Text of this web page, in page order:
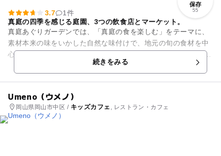
保存
55
3.7
1件
真庭の四季を感じる庭園、3つの飲食店とマーケット。
真庭あぐりガーデンでは、「真庭の食を楽しむ」をテーマに、
素材本来の味をいかした自然な味付けで、地元の旬の食材を中
心に提供しています。 地元野菜や加工品、オーガニック食材な
続きをみる
Umeno（ウメノ）
岡山県岡山市中区 / キッズカフェ , レストラン・カフェ